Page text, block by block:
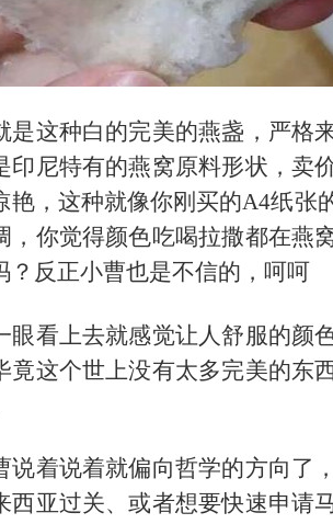
是这种白的完美的燕盏，严格
印尼特有的燕窝原料形状，卖
艳，这种就像你刚买的A4纸张
，你觉得颜色吃喝拉撒都在燕
？反正小曹也是不信的，呵呵
眼看上去就感觉让人舒服的颜
竟这个世上没有太多完美的东
说着说着就偏向哲学的方向了
西亚过关、或者想要快速申请